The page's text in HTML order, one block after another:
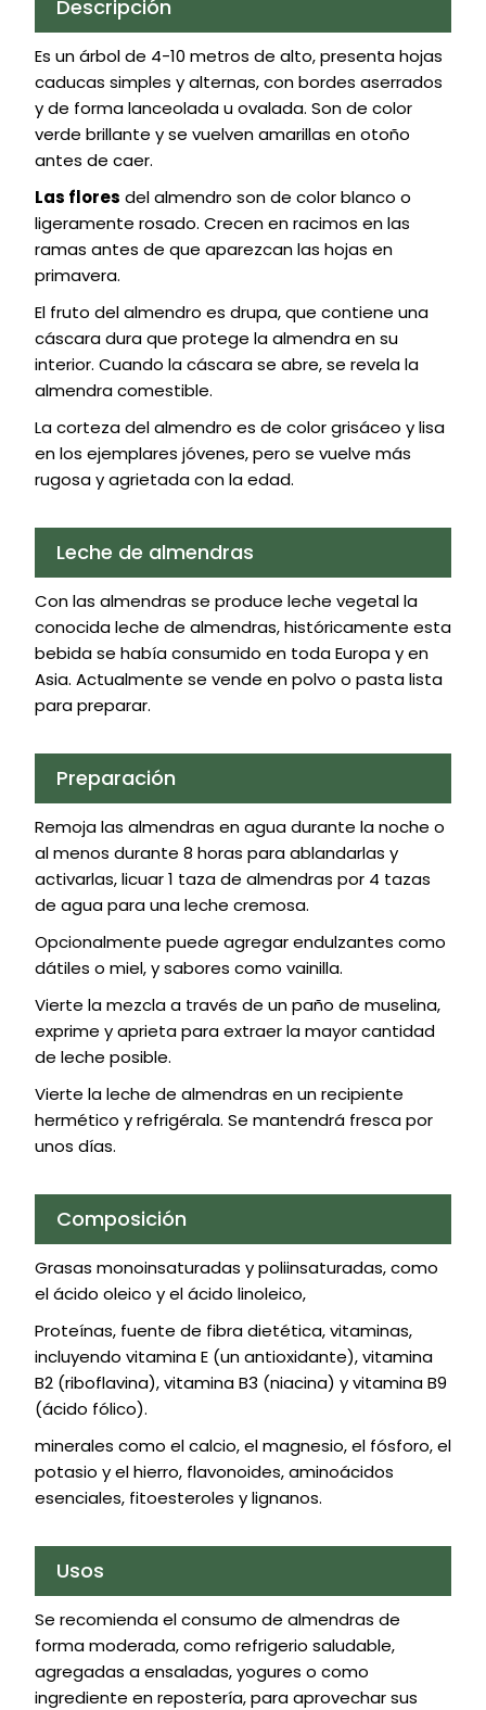
Descripción
Es un árbol de 4-10 metros de alto, presenta hojas
caducas simples y alternas, con bordes aserrados
y de forma lanceolada u ovalada. Son de color
verde brillante y se vuelven amarillas en otoño
antes de caer.
Las flores del almendro son de color blanco o
ligeramente rosado. Crecen en racimos en las
ramas antes de que aparezcan las hojas en
primavera.
El fruto del almendro es drupa, que contiene una
cáscara dura que protege la almendra en su
interior. Cuando la cáscara se abre, se revela la
almendra comestible.
La corteza del almendro es de color grisáceo y lisa
en los ejemplares jóvenes, pero se vuelve más
rugosa y agrietada con la edad.
Leche de almendras
Con las almendras se produce leche vegetal la
conocida leche de almendras, históricamente esta
bebida se había consumido en toda Europa y en
Asia. Actualmente se vende en polvo o pasta lista
para preparar.
Preparación
Remoja las almendras en agua durante la noche o
al menos durante 8 horas para ablandarlas y
activarlas, licuar 1 taza de almendras por 4 tazas
de agua para una leche cremosa.
Opcionalmente puede agregar endulzantes como
dátiles o miel, y sabores como vainilla.
Vierte la mezcla a través de un paño de muselina,
exprime y aprieta para extraer la mayor cantidad
de leche posible.
Vierte la leche de almendras en un recipiente
hermético y refrigérala. Se mantendrá fresca por
unos días.
Composición
Grasas monoinsaturadas y poliinsaturadas, como
el ácido oleico y el ácido linoleico,
Proteínas, fuente de fibra dietética, vitaminas,
incluyendo vitamina E (un antioxidante), vitamina
B2 (riboflavina), vitamina B3 (niacina) y vitamina B9
(ácido fólico).
minerales como el calcio, el magnesio, el fósforo, el
potasio y el hierro, flavonoides, aminoácidos
esenciales, fitoesteroles y lignanos.
Usos
Se recomienda el consumo de almendras de
forma moderada, como refrigerio saludable,
agregadas a ensaladas, yogures o como
ingrediente en repostería, para aprovechar sus